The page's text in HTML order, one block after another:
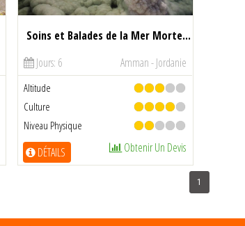
Soins et Balades de la Mer Morte
Jours: 6
Amman - Jordanie
Altitude
Culture
Niveau Physique
DÉTAILS Obtenir Un Devis
1